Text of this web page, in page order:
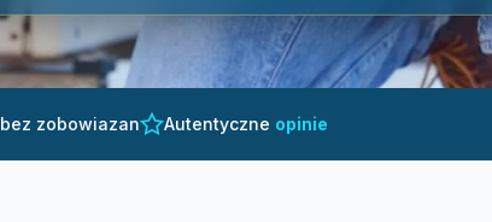
bez zobowiazan Autentyczne opinie